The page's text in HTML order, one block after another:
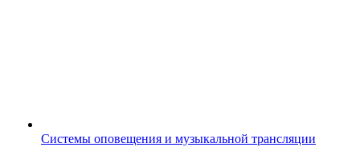
Системы оповещения и музыкальной трансляции